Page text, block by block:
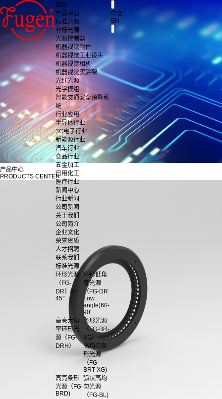
首页
产品中心
标准光源
非标光源
光源控制器
机器视觉附件
机器视觉工业镜头
机器视觉相机
机器视觉实验架
光纤光源
光学模组
智能交通安全预警系
统
行业应用
半导体行业
3C电子行业
新能源行业
汽车行业
食品行业
五金加工
日用化工
医疗行业
新闻中心
行业新闻
公司新闻
关于我们
公司简介
企业文化
荣誉资质
人才招聘
联系我们
标准光源
环形光源
（FG-
DR）0-
45°
环形低角
度光源
（FG-DR
Low
angle)60-
90°
高亮大功
率环形光
源（FG-
DRH）
条形光源
（FG-BR-
XG）
高均匀条
形光源
（FG-
BRT-XG)
高亮条形
光源（FG-
BRD)
弧状高均
匀光源
（FG-BL)
中文
EN
产品中心
PRODUCTS CENTER